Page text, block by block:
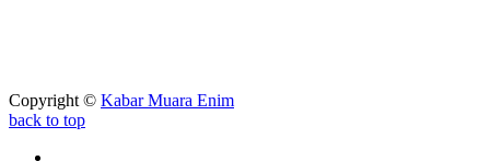
Copyright © Kabar Muara Enim
back to top